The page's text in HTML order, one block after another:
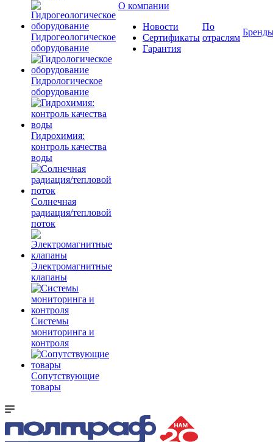
Гидрогеологическое
оборудование
Гидрологическое
оборудование
Гидрохимия:
контроль качества
воды
Солнечная
радиация/тепловой
поток
Электромагнитные
клапаны
Системы
мониторинга и
контроля
Сопутствующие
товары
О компании
Новости
Сертификаты
Гарантия
По
отраслям